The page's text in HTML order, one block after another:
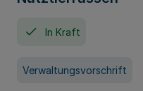
In Kraft
Verwaltungsvorschrift